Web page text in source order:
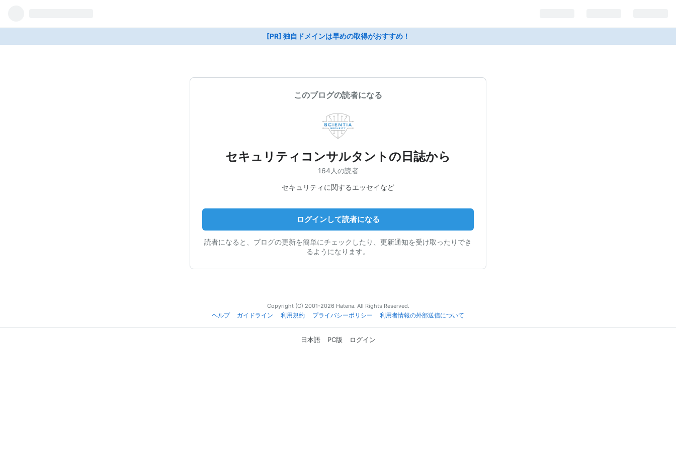
[PR] 独自ドメインは早めの取得がおすすめ！
このブログの読者になる
セキュリティコンサルタントの日誌から
164人の読者
セキュリティに関するエッセイなど
ログインして読者になる
読者になると、ブログの更新を簡単にチェックしたり、更新通知を受け取ったりでき
るようになります。
Copyright (C) 2001-2026 Hatena. All Rights Reserved.
ヘルプ
ガイドライン 利用規約 プライバシーポリシー 利用者情報の外部送信について
日本語 PC版 ログイン